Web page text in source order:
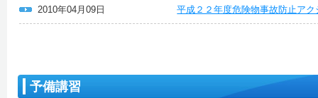
2010年04月09日 平成２２年度危険物事故防止ア
予備講習